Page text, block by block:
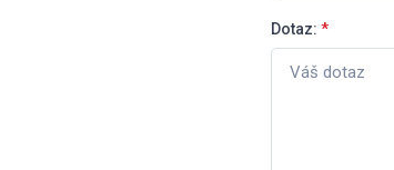
Dotaz: *